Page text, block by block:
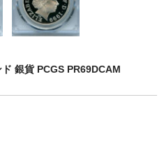
銀貨 PCGS PR69DCAM